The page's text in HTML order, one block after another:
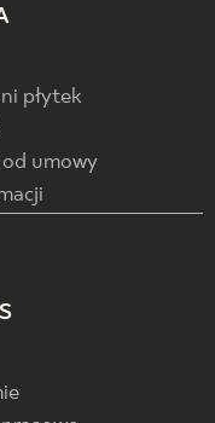
płytek
umowy